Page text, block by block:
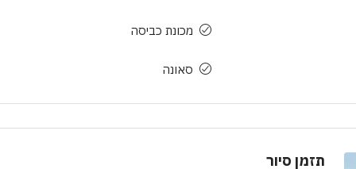
מכונת כביסה
סאונה
תזמן סיור